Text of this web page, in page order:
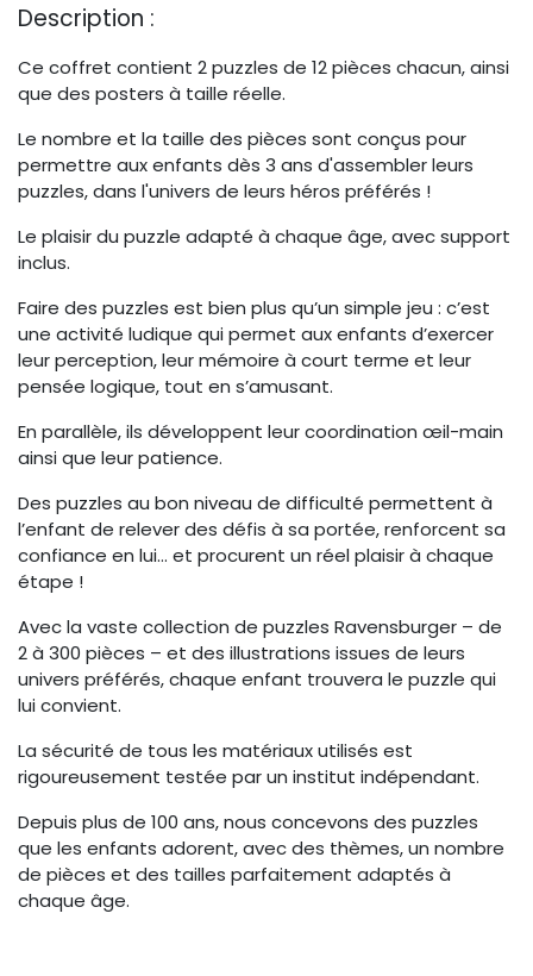
Description :
Ce coffret contient 2 puzzles de 12 pièces chacun, ainsi
que des posters à taille réelle.
Le nombre et la taille des pièces sont conçus pour
permettre aux enfants dès 3 ans d'assembler leurs
puzzles, dans l'univers de leurs héros préférés !
Le plaisir du puzzle adapté à chaque âge, avec support
inclus.
Faire des puzzles est bien plus qu’un simple jeu : c’est
une activité ludique qui permet aux enfants d’exercer
leur perception, leur mémoire à court terme et leur
pensée logique, tout en s’amusant.
En parallèle, ils développent leur coordination œil-main
ainsi que leur patience.
Des puzzles au bon niveau de difficulté permettent à
l’enfant de relever des défis à sa portée, renforcent sa
confiance en lui… et procurent un réel plaisir à chaque
étape !
Avec la vaste collection de puzzles Ravensburger – de
2 à 300 pièces – et des illustrations issues de leurs
univers préférés, chaque enfant trouvera le puzzle qui
lui convient.
La sécurité de tous les matériaux utilisés est
rigoureusement testée par un institut indépendant.
Depuis plus de 100 ans, nous concevons des puzzles
que les enfants adorent, avec des thèmes, un nombre
de pièces et des tailles parfaitement adaptés à
chaque âge.